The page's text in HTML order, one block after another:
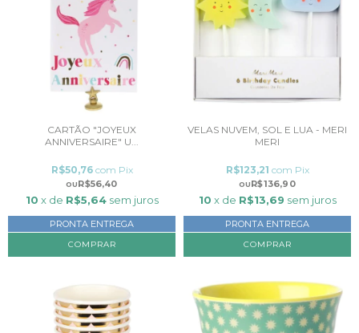
CARTÃO "JOYEUX
ANNIVERSAIRE" U...
R$56,40
R$50,76 com Pix
10 x de R$5,64 sem juros
PRONTA ENTREGA
VELAS NUVEM, SOL E LUA - MERI
MERI
R$136,90
R$123,21 com Pix
10 x de R$13,69 sem juros
PRONTA ENTREGA